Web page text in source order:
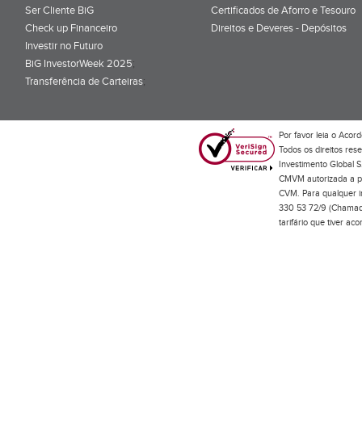
Ser Cliente BiG
Check up Financeiro
Investir no Futuro
BiG InvestorWeek 2025;
Transferência de Carteiras;
Certificados de Aforro e Tesouro
Direitos e Deveres - Depósitos
Por favor leia o
Todos os direitos
Investimento Global
CMVM autorizada a
CVM. Para qualquer
330 53 72/9
tarifário que tiver